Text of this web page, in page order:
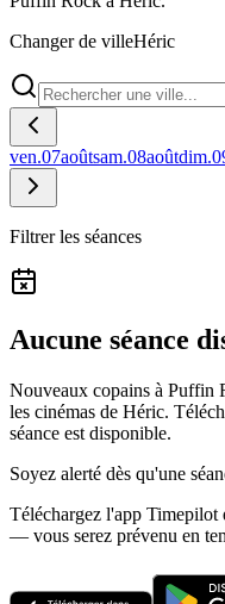
Changer de villeHéric
ven.07aoûtsam.08aoûtdim.
Filtrer les séances
Aucune séance
Nouveaux copains à Puffin
les cinémas de Héric.
séance est disponible.
Soyez alerté dès qu'une
Téléchargez l'app
— vous serez prévenu en